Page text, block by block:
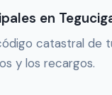
en
catastral de
y los recargos.